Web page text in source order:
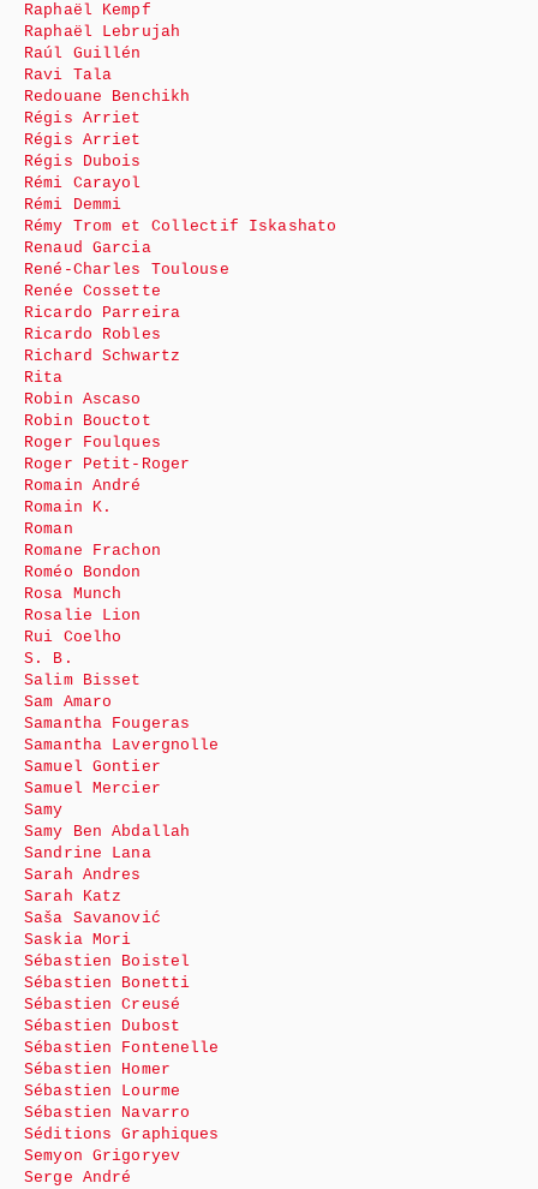
Raphaël Kempf
Raphaël Lebrujah
Raúl Guillén
Ravi Tala
Redouane Benchikh
Régis Arriet
Régis Arriet
Régis Dubois
Rémi Carayol
Rémi Demmi
Rémy Trom et Collectif Iskashato
Renaud Garcia
René-Charles Toulouse
Renée Cossette
Ricardo Parreira
Ricardo Robles
Richard Schwartz
Rita
Robin Ascaso
Robin Bouctot
Roger Foulques
Roger Petit-Roger
Romain André
Romain K.
Roman
Romane Frachon
Roméo Bondon
Rosa Munch
Rosalie Lion
Rui Coelho
S. B.
Salim Bisset
Sam Amaro
Samantha Fougeras
Samantha Lavergnolle
Samuel Gontier
Samuel Mercier
Samy
Samy Ben Abdallah
Sandrine Lana
Sarah Andres
Sarah Katz
Saša Savanović
Saskia Mori
Sébastien Boistel
Sébastien Bonetti
Sébastien Creusé
Sébastien Dubost
Sébastien Fontenelle
Sébastien Homer
Sébastien Lourme
Sébastien Navarro
Séditions Graphiques
Semyon Grigoryev
Serge André